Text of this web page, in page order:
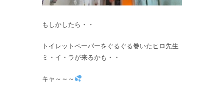
もしかしたら・・
トイレットペーパーをぐるぐる巻いたヒロ先生
ミ・イ・ラが来るかも・・
キャ～～～